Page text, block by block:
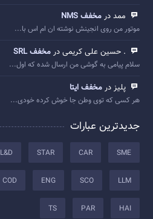
ممد در مخفف NMS
موتور من روی انجینش نوشته ان ام اس با...
. حسین علی کریمی در مخفف SRL
سلام پیامی به گوشی من ارسال شده که اول...
پلیز در مخفف ایتا
هر کسی که توی وطن جا خوش کرده خودی...
جدیدترین عبارات
SME
CAR
STAR
L&D
LLM
SCO
ENG
COD
HAI
PAR
TS